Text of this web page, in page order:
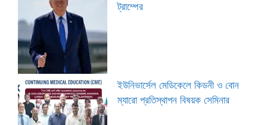
ট্রাম্পের
ইউনিভার্সেল মেডিকেলে কিডনী ও বোন
ম্যারো প্রতিস্থাপন বিষয়ক সেমিনার